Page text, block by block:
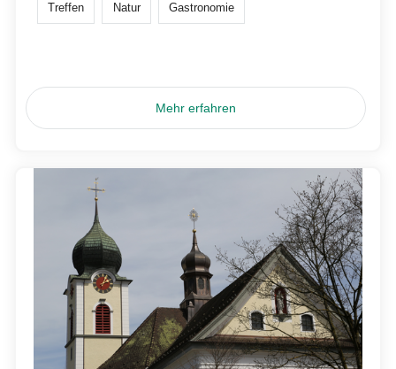
Treffen Natur Gastronomie
Mehr erfahren